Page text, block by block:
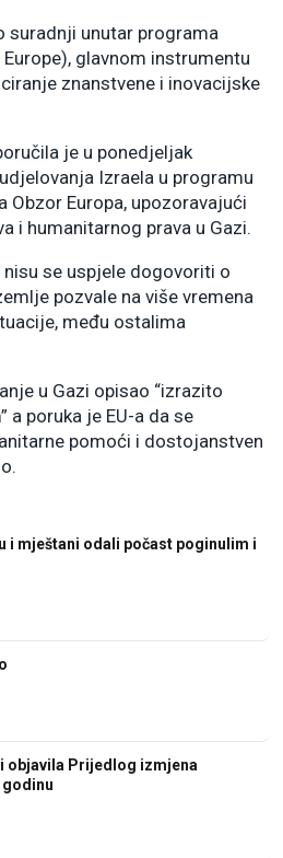
suradnji unutar programa
glavnom instrumentu
znanstvene i inovacijske
je u ponedjeljak
Izraela u programu
Obzor Europa, upozoravajući
i humanitarnog prava u Gazi.
nisu se uspjele dogovoriti o
pozvale na više vremena
među ostalima
u Gazi opisao “izrazito
a poruka je EU-a da se
pomoći i dostojanstven
i mještani odali počast poginulim i
objavila Prijedlog izmjena
godinu